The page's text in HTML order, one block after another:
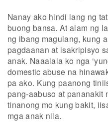
Nanay ako hindi lang ng
buong bansa. At alam ng
ng ibang magulang, kung
pagdaanan at isakripisyo
anak. Naaalala ko nga
domestic abuse na
pa ako. Kung paanong
pang-aabuso at pananakit
tinanong mo kung bakit,
mga anak nila.